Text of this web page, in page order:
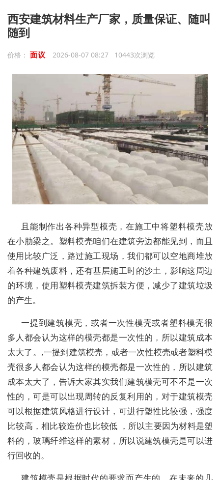
西安建筑材料生产厂家，质量保证、随叫
随到
价格： 面议 2026-08-07 08:27 10443次浏览
且能制作出各种异型模壳，在施工中将塑料模壳放
在小肋梁之。塑料模壳咱们在建筑旁边都能见到，而且
使用比较广泛，路过施工现场，我们都可以空地商堆放
着各种建筑废料，还有基层施工时的沙土，影响这周边
的环境，使用塑料模壳建筑拆装方便，减少了建筑垃圾
的产生。
一提到建筑模壳，或者一次性模壳或者塑料模壳很
多人都会认为这样的模壳都是一次性的，所以建筑成本
太大了。,一提到建筑模壳，或者一次性模壳或者塑料模
壳很多人都会认为这样的模壳都是一次性的，所以建筑
成本太大了，告诉大家其实我们建筑模壳可不不是一次
性的，可是可以出现周转的反复利用的，对于建筑模壳
可以根据建筑风格进行设计，可进行塑性比较强，强度
比较高，相比较造价也比较低 ，所以主要因为材料是塑
料的，玻璃纤维这样的素材，所以说建筑模壳是可以进
行回收的。